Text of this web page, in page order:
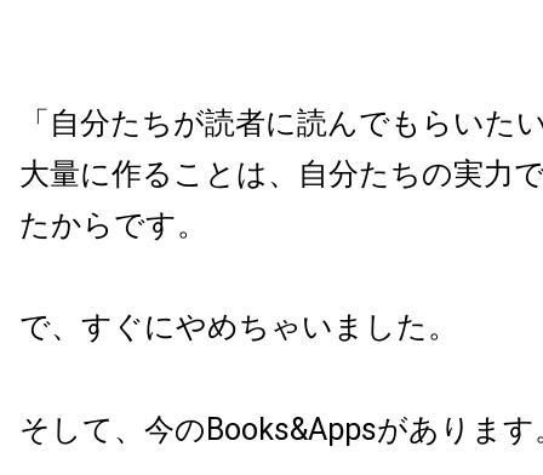
「自分たちが読者に読んでもらいた
大量に作ることは、自分たちの実力
たからです。
で、すぐにやめちゃいました。
そして、今のBooks&Appsがあります